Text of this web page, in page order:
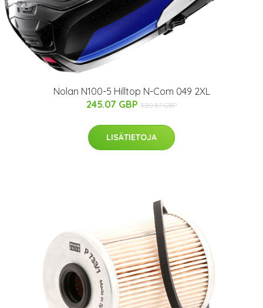
Nolan N100-5 Hilltop N-Com 049 2XL
245.07 GBP 320.57 GBP
LISÄTIETOJA